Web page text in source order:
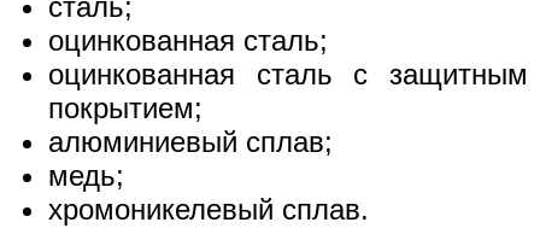
сталь;
оцинкованная сталь;
оцинкованная сталь с защитным
покрытием;
алюминиевый сплав;
медь;
хромоникелевый сплав.